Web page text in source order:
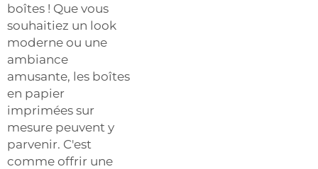
boîtes ! Que vous
souhaitiez un look
moderne ou une
ambiance
amusante, les boîtes
en papier
imprimées sur
mesure peuvent y
parvenir. C'est
comme offrir une